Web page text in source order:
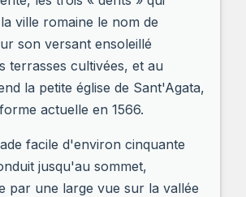
ville romaine le nom de
son versant ensoleillé
terrasses cultivées, et au
la petite église de Sant'Agata,
actuelle en 1566.
facile d'environ cinquante
jusqu'au sommet,
par une large vue sur la vallée